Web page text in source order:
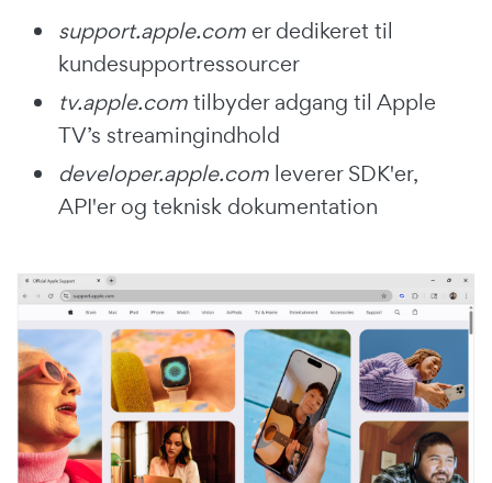
support.apple.com er dedikeret til
kundesupportressourcer
tv.apple.comtilbyder adgang til Apple
TV’s streamingindhold
developer.apple.com leverer SDK'er,
API'er og teknisk dokumentation